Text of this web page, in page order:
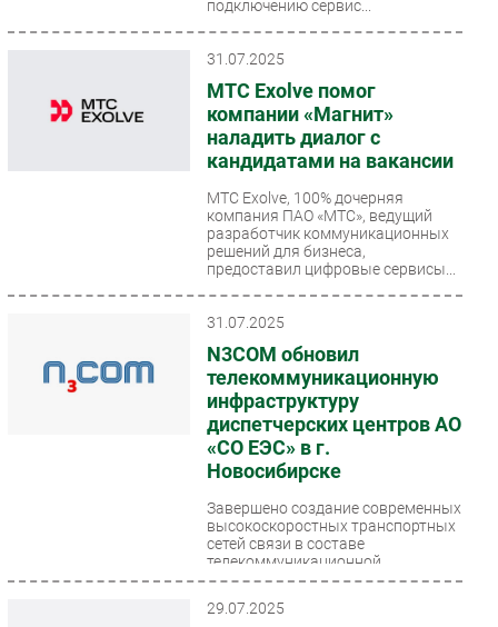
подключению сервис...
31.07.2025
МТС Exolve помог
компании «Магнит»
наладить диалог с
кандидатами на вакансии
МТС Exolve, 100% дочерняя
компания ПАО «МТС», ведущий
разработчик коммуникационных
решений для бизнеса,
предоставил цифровые сервисы...
31.07.2025
N3COM обновил
телекоммуникационную
инфраструктуру
диспетчерских центров АО
«СО ЕЭС» в г.
Новосибирске
Завершено создание современных
высокоскоростных транспортных
сетей связи в составе
телекоммуникационной
инфраструктуры филиалов АО...
29.07.2025